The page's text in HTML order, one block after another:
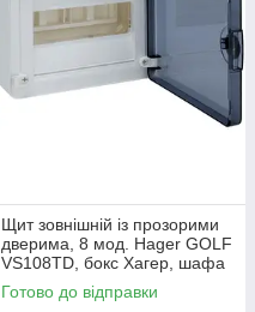
Щит зовнішній із прозорими
дверима, 8 мод. Hager GOLF
VS108TD, бокс Хагер, шафа
розподільна для автоматів
Готово до відправки